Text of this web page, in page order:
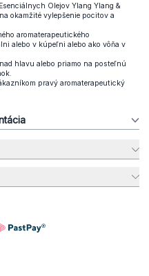
Olejov Ylang Ylang &
okamžité vylepšenie pocitov a
aromaterapeutického
alebo v kúpeľni alebo ako vôňa v
hlavu alebo priamo na posteľnú
pravý aromaterapeutický